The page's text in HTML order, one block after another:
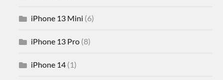
iPhone 13 Mini (6)
iPhone 13 Pro (8)
iPhone 14 (1)